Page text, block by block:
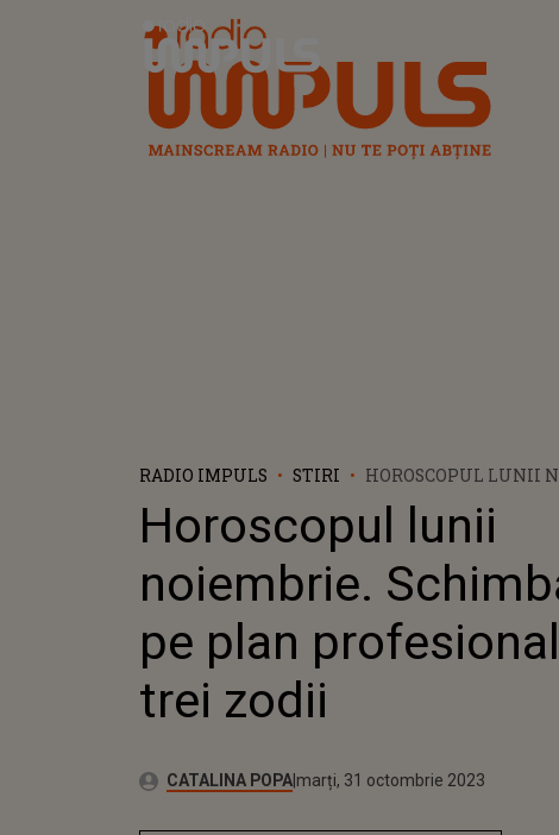
Radio Impuls
RADIO IMPULS STIRI
HOROSCOPUL LUNII
PENTRU TREI ZODII
Horoscopul lunii
noiembrie.
pe plan
trei zodii
Autor:CATALINA POPAPublicat:
luni, 31 octombrie 2022
Actualizat:
marți, 31 octombrie 2023